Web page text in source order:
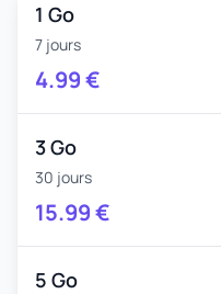
1 Go
7 jours
4.99€
3 Go
30 jours
15.99€
5 Go